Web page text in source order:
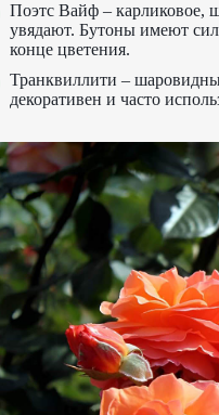
Поэтс Вайф – карликовое,
увядают. Бутоны имеют
конце цветения.
Транквиллити –
декоративен и часто